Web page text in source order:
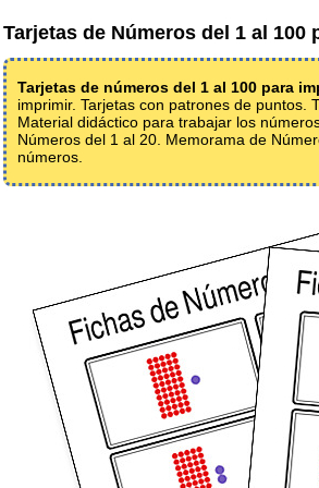
Tarjetas de Números del 1 al 100
Tarjetas de números del 1 al 100 para
imprimir. Tarjetas con patrones de puntos.
Material didáctico para trabajar los
Números del 1 al 20. Memorama de
números.